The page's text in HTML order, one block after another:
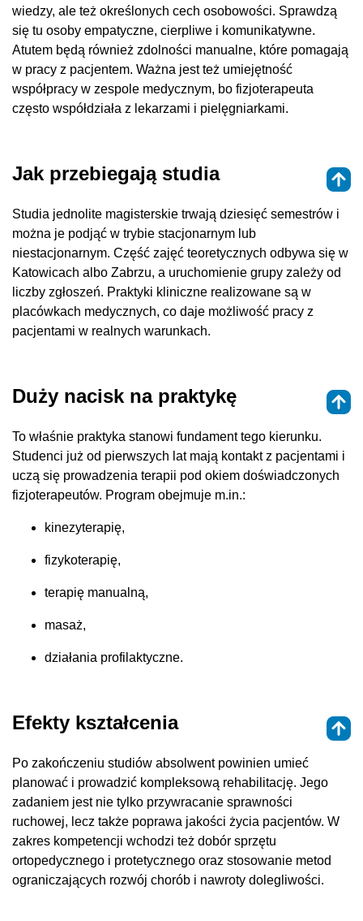
wiedzy, ale też określonych cech osobowości. Sprawdzą
się tu osoby empatyczne, cierpliwe i komunikatywne.
Atutem będą również zdolności manualne, które pomagają
w pracy z pacjentem. Ważna jest też umiejętność
współpracy w zespole medycznym, bo fizjoterapeuta
często współdziała z lekarzami i pielęgniarkami.
Jak przebiegają studia
Studia jednolite magisterskie trwają dziesięć semestrów i
można je podjąć w trybie stacjonarnym lub
niestacjonarnym. Część zajęć teoretycznych odbywa się w
Katowicach albo Zabrzu, a uruchomienie grupy zależy od
liczby zgłoszeń. Praktyki kliniczne realizowane są w
placówkach medycznych, co daje możliwość pracy z
pacjentami w realnych warunkach.
Duży nacisk na praktykę
To właśnie praktyka stanowi fundament tego kierunku.
Studenci już od pierwszych lat mają kontakt z pacjentami i
uczą się prowadzenia terapii pod okiem doświadczonych
fizjoterapeutów. Program obejmuje m.in.:
kinezyterapię,
fizykoterapię,
terapię manualną,
masaż,
działania profilaktyczne.
Efekty kształcenia
Po zakończeniu studiów absolwent powinien umieć
planować i prowadzić kompleksową rehabilitację. Jego
zadaniem jest nie tylko przywracanie sprawności
ruchowej, lecz także poprawa jakości życia pacjentów. W
zakres kompetencji wchodzi też dobór sprzętu
ortopedycznego i protetycznego oraz stosowanie metod
ograniczających rozwój chorób i nawroty dolegliwości.